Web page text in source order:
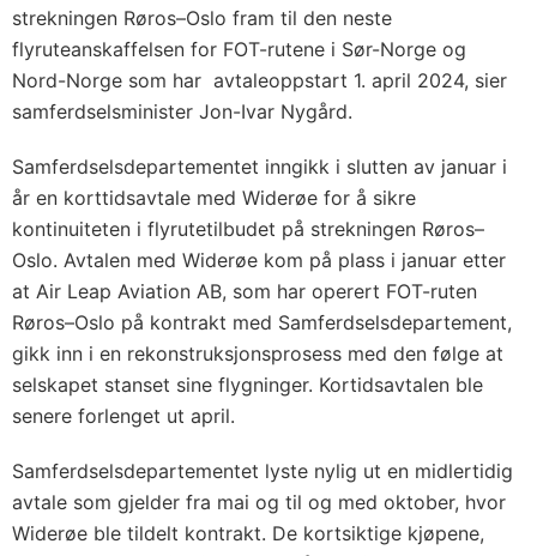
strekningen Røros–Oslo fram til den neste
flyruteanskaffelsen for FOT-rutene i Sør-Norge og
Nord-Norge som har avtaleoppstart 1. april 2024, sier
samferdselsminister Jon-Ivar Nygård.
Samferdselsdepartementet inngikk i slutten av januar i
år en korttidsavtale med Widerøe for å sikre
kontinuiteten i flyrutetilbudet på strekningen Røros–
Oslo. Avtalen med Widerøe kom på plass i januar etter
at Air Leap Aviation AB, som har operert FOT-ruten
Røros–Oslo på kontrakt med Samferdselsdepartement,
gikk inn i en rekonstruksjonsprosess med den følge at
selskapet stanset sine flygninger. Kortidsavtalen ble
senere forlenget ut april.
Samferdselsdepartementet lyste nylig ut en midlertidig
avtale som gjelder fra mai og til og med oktober, hvor
Widerøe ble tildelt kontrakt. De kortsiktige kjøpene,